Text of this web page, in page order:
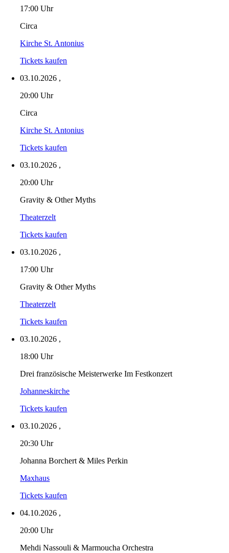
17:00 Uhr
Circa
Kirche St. Antonius
Tickets kaufen
03.10.2026 ,
20:00 Uhr
Circa
Kirche St. Antonius
Tickets kaufen
03.10.2026 ,
20:00 Uhr
Gravity & Other Myths
Theaterzelt
Tickets kaufen
03.10.2026 ,
17:00 Uhr
Gravity & Other Myths
Theaterzelt
Tickets kaufen
03.10.2026 ,
18:00 Uhr
Drei französische Meisterwerke Im Festkonzert
Johanneskirche
Tickets kaufen
03.10.2026 ,
20:30 Uhr
Johanna Borchert & Miles Perkin
Maxhaus
Tickets kaufen
04.10.2026 ,
20:00 Uhr
Mehdi Nassouli & Marmoucha Orchestra